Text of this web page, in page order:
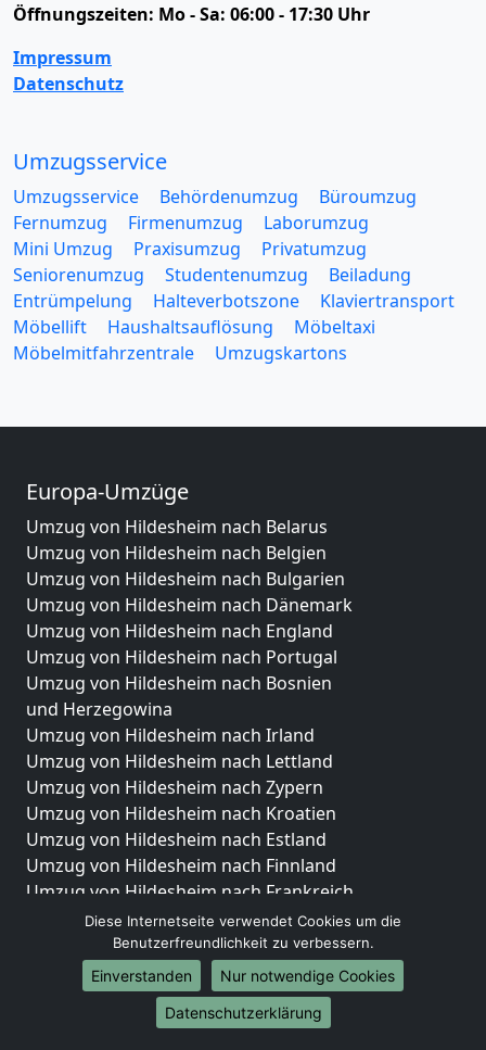
Öffnungszeiten: Mo - Sa: 06:00 - 17:30 Uhr
Impressum
Datenschutz
Umzugsservice
Umzugsservice Behördenumzug
Büroumzug
Fernumzug
Firmenumzug
Laborumzug
Mini Umzug
Praxisumzug
Privatumzug
Seniorenumzug
Studentenumzug
Beiladung
Entrümpelung
Halteverbotszone
Klaviertransport
Möbellift
Haushaltsauflösung
Möbeltaxi
Möbelmitfahrzentrale
Umzugskartons
Europa-Umzüge
Umzug von Hildesheim nach Belarus
Umzug von Hildesheim nach Belgien
Umzug von Hildesheim nach Bulgarien
Umzug von Hildesheim nach Dänemark
Umzug von Hildesheim nach England
Umzug von Hildesheim nach Portugal
Umzug von Hildesheim nach Bosnien
und Herzegowina
Umzug von Hildesheim nach Irland
Umzug von Hildesheim nach Lettland
Umzug von Hildesheim nach Zypern
Umzug von Hildesheim nach Kroatien
Umzug von Hildesheim nach Estland
Umzug von Hildesheim nach Finnland
Umzug von Hildesheim nach Frankreich
Umzug von Hildesheim nach Griechenland
Umzug von Hildesheim nach Italien
Umzug von Hildesheim nach Liechtenstein
Umzug von Hildesheim nach Luxemburg
Umzug von Hildesheim nach Niederlande
Diese Internetseite verwendet Cookies um die
Benutzerfreundlichkeit zu verbessern.
Einverstanden
Nur notwendige Cookies
Datenschutzerklärung